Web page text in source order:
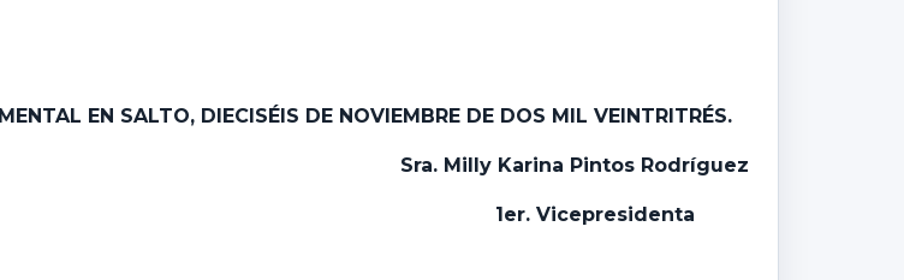
EN SALTO, DIECISÉIS DE NOVIEMBRE DE DOS MIL VEINTRITRÉS.
Sra. Milly Karina Pintos Rodríguez
1er. Vicepresidenta